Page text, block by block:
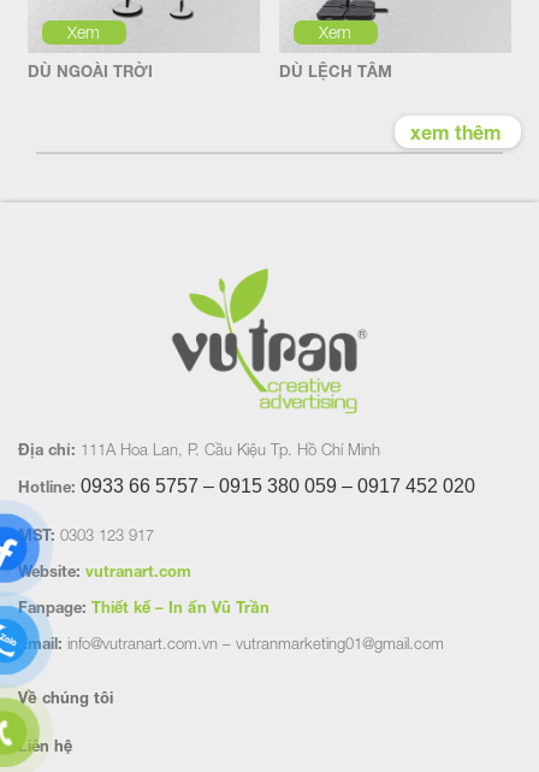
Xem
DÙ NGOÀI TRỜI
Xem
DÙ LỆCH TÂM
xem thêm
Địa chỉ: 111A Hoa Lan, P. Cầu Kiệu Tp. Hồ Chí Minh
Hotline: 0933 66 5757 – 0915 380 059 – 0917 452 020
MST: 0303 123 917
Website: vutranart.com
Fanpage: Thiết kế – In ấn Vũ Trần
Email: info@vutranart.com.vn – vutranmarketing01@gmail.com
Về chúng tôi
Liên hệ